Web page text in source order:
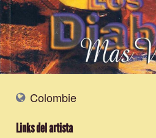
Colombie
Links del artista